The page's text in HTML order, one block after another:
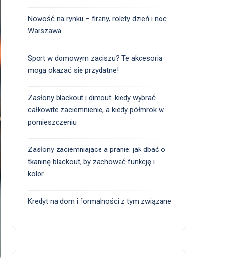
Nowość na rynku – firany, rolety dzień i noc
Warszawa
Sport w domowym zaciszu? Te akcesoria
mogą okazać się przydatne!
Zasłony blackout i dimout: kiedy wybrać
całkowite zaciemnienie, a kiedy półmrok w
pomieszczeniu
Zasłony zaciemniające a pranie: jak dbać o
tkaninę blackout, by zachować funkcję i
kolor
Kredyt na dom i formalności z tym związane